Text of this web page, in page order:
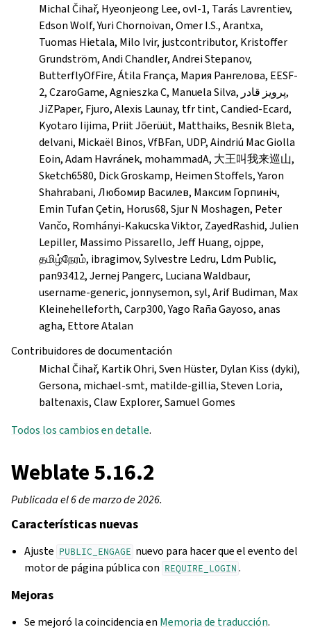
Michal Čihař, Hyeonjeong Lee, ovl-1, Tarás Lavrentiev,
Edson Wolf, Yuri Chornoivan, Omer I.S., Arantxa,
Tuomas Hietala, Milo Ivir, justcontributor, Kristoffer
Grundström, Andi Chandler, Andrei Stepanov,
ButterflyOfFire, Átila França, Мария Рангелова, EESF-
2, CzaroGame, Agnieszka C, Manuela Silva, پرویز قادر,
JiZPaper, Fjuro, Alexis Launay, tfr tint, Candied-Ecard,
Kyotaro Iijima, Priit Jõerüüt, Matthaiks, Besnik Bleta,
delvani, Mickaël Binos, VfBFan, UDP, Aindriú Mac Giolla
Eoin, Adam Havránek, mohammadA, 大王叫我来巡山,
Sketch6580, Dick Groskamp, Heimen Stoffels, Yaron
Shahrabani, Любомир Василев, Максим Горпиніч,
Emin Tufan Çetin, Horus68, Sjur N Moshagen, Peter
Vančo, Romhányi-Kakucska Viktor, ZayedRashid, Julien
Lepiller, Massimo Pissarello, Jeff Huang, ojppe,
தமிழ்நேரம், ibragimov, Sylvestre Ledru, Ldm Public,
pan93412, Jernej Pangerc, Luciana Waldbaur,
username-generic, jonnysemon, syl, Arif Budiman, Max
Kleinehelleforth, Carp300, Yago Raña Gayoso, anas
agha, Ettore Atalan
Contribuidores de documentación
Michal Čihař, Kartik Ohri, Sven Hüster, Dylan Kiss (dyki),
Gersona, michael-smt, matilde-gillia, Steven Loria,
baltenaxis, Claw Explorer, Samuel Gomes
Todos los cambios en detalle.
Weblate 5.16.2
Publicada el 6 de marzo de 2026.
Características nuevas
Ajuste PUBLIC_ENGAGE nuevo para hacer que el evento del
motor de página pública con REQUIRE_LOGIN .
Mejoras
Se mejoró la coincidencia en Memoria de traducción.